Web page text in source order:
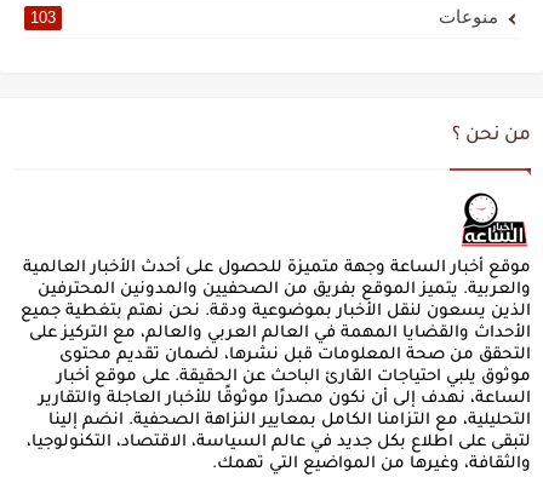
منوعات 103
من نحن ؟
موقع أخبار الساعة وجهة متميزة للحصول على أحدث الأخبار العالمية
والعربية. يتميز الموقع بفريق من الصحفيين والمدونين المحترفين
الذين يسعون لنقل الأخبار بموضوعية ودقة. نحن نهتم بتغطية جميع
الأحداث والقضايا المهمة في العالم العربي والعالم، مع التركيز على
التحقق من صحة المعلومات قبل نشرها، لضمان تقديم محتوى
موثوق يلبي احتياجات القارئ الباحث عن الحقيقة. على موقع أخبار
الساعة، نهدف إلى أن نكون مصدرًا موثوقًا للأخبار العاجلة والتقارير
التحليلية، مع التزامنا الكامل بمعايير النزاهة الصحفية. انضم إلينا
لتبقى على اطلاع بكل جديد في عالم السياسة، الاقتصاد، التكنولوجيا،
والثقافة، وغيرها من المواضيع التي تهمك.